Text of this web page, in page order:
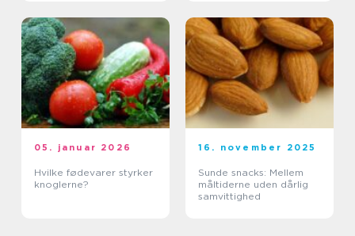
05. januar 2026
Hvilke fødevarer styrker
knoglerne?
16. november 2025
Sunde snacks: Mellem
måltiderne uden dårlig
samvittighed